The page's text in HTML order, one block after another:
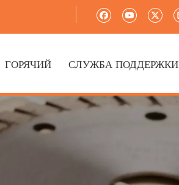
ГОРЯЧИЙ СЛУЖБА ПОДДЕРЖКИ